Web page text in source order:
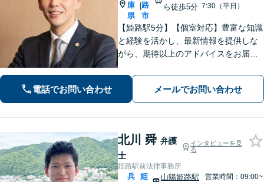
庫
県
|路
市
ら徒歩5分 7:30（平日）
【姫路駅5分】【個室対応】豊富な知識
と経験を活かし、最新情報を提供しな
がら、期待以上のアドバイスをお届け
ンを大切にし、信頼関係を築きながら
課題解決に全力を尽くします。
電話でお問い合わせ メールでお問い合わせ
北川 舜 弁護
士
インタビューを見
る
姫路駅前法律事務所
兵
姫
山陽姫路駅
営業時間：09:00~